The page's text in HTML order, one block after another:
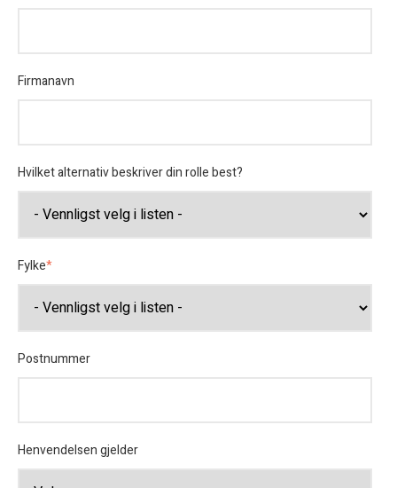
Firmanavn
Hvilket alternativ beskriver din rolle best?
Fylke*
Postnummer
Henvendelsen gjelder